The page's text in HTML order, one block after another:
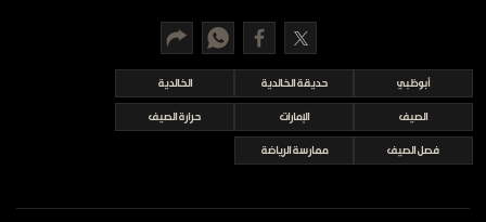
مواقيت الصلاة
أبوظبي حديقة الخالدية الخالدية
الصيف الإمارات حرارة الصيف
فصل الصيف ممارسة الرياضة